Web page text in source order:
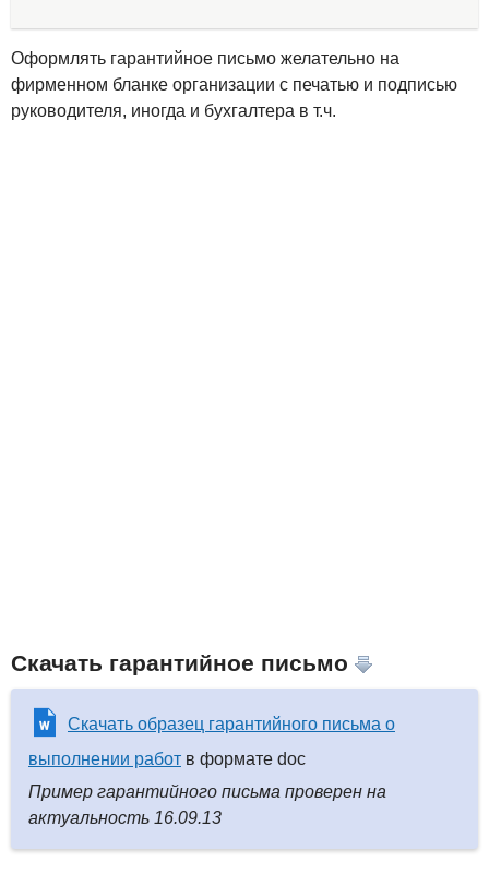
Оформлять гарантийное письмо желательно на
фирменном бланке организации с печатью и подписью
руководителя, иногда и бухгалтера в т.ч.
Скачать гарантийное письмо
Скачать образец гарантийного письма о
выполнении работ в формате doc
Пример гарантийного письма проверен на
актуальность 16.09.13